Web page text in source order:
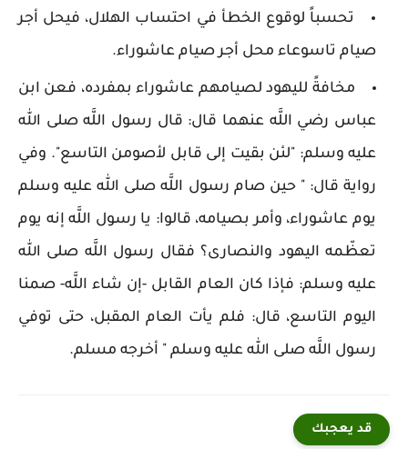
تحسباً لوقوع الخطأ في احتساب الهلال، فيحل أجر
صيام تاسوعاء محل أجر صيام عاشوراء.
مخافةً لليهود لصيامهم عاشوراء بمفرده، فعن ابن
عباس رضي اللَّه عنهما قال: قال رسول اللَّه صلى الله
عليه وسلم: "لئن بقيت إلى قابل لأصومن التاسع". وفي
رواية قال: " حين صام رسول اللَّه صلى الله عليه وسلم
يوم عاشوراء، وأمر بصيامه، قالوا: يا رسول اللَّه إنه يوم
تعظّمه اليهود والنصارى؟ فقال رسول اللَّه صلى الله
عليه وسلم: فإذا كان العام القابل -إن شاء اللَّه- صمنا
اليوم التاسع، قال: فلم يأت العام المقبل، حتى توفي
رسول اللَّه صلى الله عليه وسلم " أخرجه مسلم.
قد يعجبك